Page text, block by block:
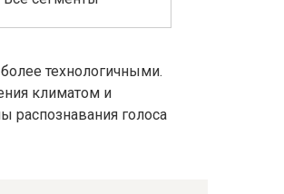
технологичными.
климатом и
распознавания голоса